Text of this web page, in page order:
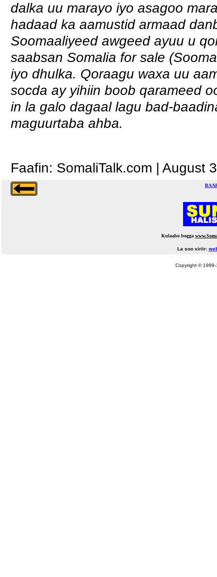
dalka uu marayo iyo asagoo
hadaad ka aamustid armaad
Soomaaliyeed awgeed ayuu u
saabsan Somalia for sale
iyo dhulka. Qoraagu waxa uu
socda ay yihiin boob qarameed
in la galo dagaal lagu bad-
maguurtaba ahba.
Faafin: SomaliTalk.com | August
Kulaabo bogga
La soo xiriir:
Copyright © 1999-